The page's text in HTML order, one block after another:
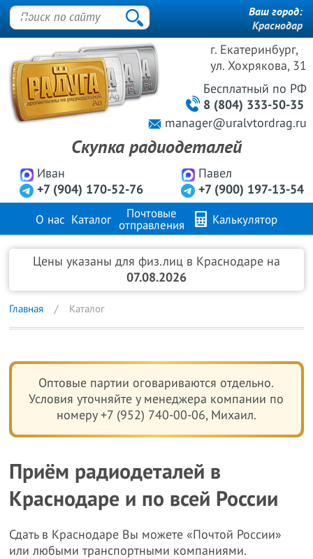
г. Екатеринбург,
ул. Хохрякова, 31
Иван
+7 (904) 170-52-76
Павел
+7 (900) 197-13-54
Бесплатный по РФ
8 (804) 333-50-35
manager@uralvtordrag.ru
Скупка радиодеталей
Ваш город:
Краснодар
О нас Каталог
Почтовые
отправления
Калькулятор
Продажа металлов Контакты
Цены указаны для физ.лиц в Краснодаре на
07.08.2026
Главная Каталог
Оптовые партии оговариваются отдельно.
Условия уточняйте у менеджера компании по
номеру +7 (952) 740-00-06, Михаил.
Приём радиодеталей в
Краснодаре и по всей России
Сдать в Краснодаре Вы можете «Почтой России»
или любыми транспортными компаниями.